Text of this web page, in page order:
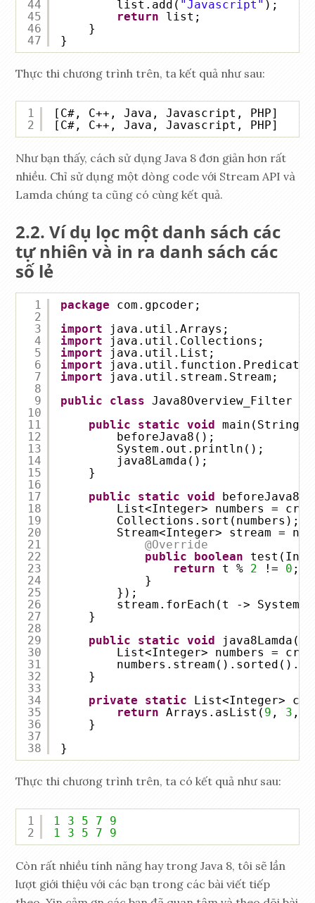
44
45
46
47
list.add( "Javascript" );
return
list;
}
}
Thực thi chương trình trên, ta kết quả như sau:
1
2
[C#, C++, Java, Javascript, PHP]
[C#, C++, Java, Javascript, PHP]
Như bạn thấy, cách sử dụng Java 8 đơn giản hơn rất
nhiều. Chỉ sử dụng một dòng code với Stream API và
Lamda chúng ta cũng có cùng kết quả.
Ví dụ lọc một danh sách các
tự nhiên và in ra danh sách các
số lẻ
1
2
3
4
5
6
7
8
9
10
11
12
13
14
15
16
17
18
19
20
21
22
23
24
25
26
27
28
29
30
31
32
33
34
35
36
37
38
package
com.gpcoder;
import
java.util.Arrays;
import
java.util.Collections;
import
java.util.List;
import
java.util.function.Predicate;
import
java.util.stream.Stream;
public
class Java8Overview_Filter {
public
static void
beforeJava8();
System.out.println();
java8Lamda();
}
public
static void
List<Integer> numbers =
Collections.sort(numbers);
Stream<Integer> stream =
@Override
public
boolean
return
t % 2 != 0 ;
}
});
stream.forEach(t ->
}
public
static void
java8Lamda()
List<Integer> numbers =
}
private
static
List<Integer>
return Arrays.asList( 9 , 3 ,
}
}
Thực thi chương trình trên, ta có kết quả như sau:
1
2
1 3 5 7
9
1
3 5 7 9
Còn rất nhiều tính năng hay trong Java 8, tôi sẽ lần
lượt giới thiệu với các bạn trong các bài viết tiếp